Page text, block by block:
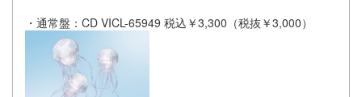
・通常盤：CD VICL-65949 税込￥3,300（税抜￥3,000）